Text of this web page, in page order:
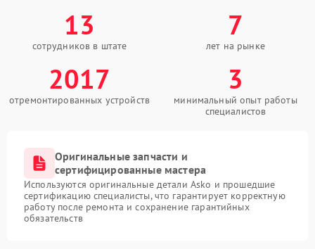
13
сотрудников в штате
7
лет на рынке
2017
отремонтированных устройств
3
минимальный опыт работы
специалистов
Оригинальные запчасти и
сертифицированные мастера
Используются оригинальные детали Asko и прошедшие
сертификацию специалисты, что гарантирует корректную
работу после ремонта и сохранение гарантийных
обязательств